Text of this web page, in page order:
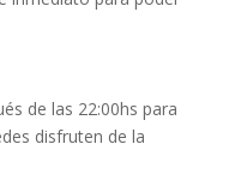
de las 22:00hs para
disfruten de la